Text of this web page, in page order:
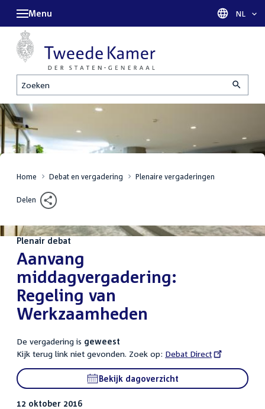
Zoeken
Menu Taal
NL
Home Debat en vergadering Plenaire vergaderingen
Delen
Plenair debat
Aanvang
middagvergadering:
Regeling van
Werkzaamheden
De vergadering is geweest
Kijk terug link niet gevonden. Zoek op: External
link:
Debat Direct
Bekijk dagoverzicht
12 oktober 2016